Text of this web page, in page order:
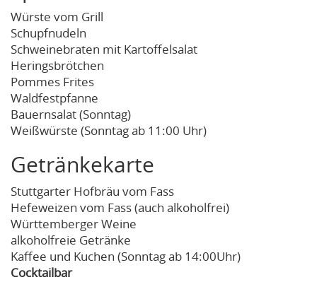
Würste vom Grill
Schupfnudeln
Schweinebraten mit Kartoffelsalat
Heringsbrötchen
Pommes Frites
Waldfestpfanne
Bauernsalat (Sonntag)
Weißwürste (Sonntag ab 11:00 Uhr)
Getränkekarte
Stuttgarter Hofbräu vom Fass
Hefeweizen vom Fass (auch alkoholfrei)
Württemberger Weine
alkoholfreie Getränke
Kaffee und Kuchen (Sonntag ab 14:00Uhr)
Cocktailbar